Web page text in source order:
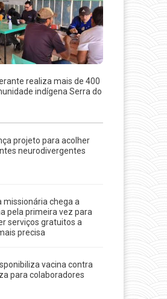
realiza mais de 400
indígena Serra do
projeto para acolher
neurodivergentes
missionária chega a
pela primeira vez para
serviços gratuitos a
precisa
vacina contra
para colaboradores